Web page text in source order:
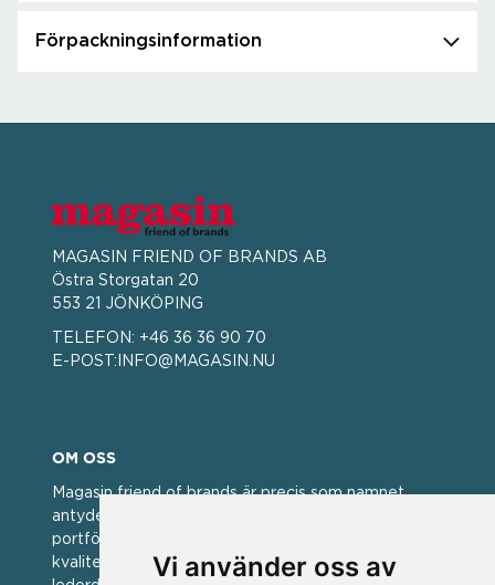
Vi använder oss av
Förpackningsinformation
MAGASIN FRIEND OF BRANDS AB
Östra Storgatan 20
553 21 JÖNKÖPING
TELEFON: +46 36 36 90 70
E-POST: INFO@MAGASIN.NU
OM OSS
Magasin friend of brands är precis som namnet
antyder; en vän av varumärken. Vi har idag en stor
portfölj med välkända varumärken med hög
kvalitet. För oss har kvalitet alltid varit ett av